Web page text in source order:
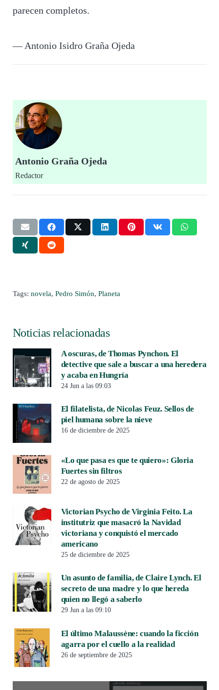
parecen completos.
— Antonio Isidro Graña Ojeda
Antonio Graña Ojeda
Redactor
Tags: novela, Pedro Simón, Planeta
Noticias relacionadas
A oscuras, de Thomas Pynchon. El
detective que sale a buscar a una heredera
y acaba en Hungría
24 Jun a las 09:03
El filatelista, de Nicolas Feuz. Sellos de
piel humana sobre la nieve
16 de diciembre de 2025
«Lo que pasa es que te quiero»: Gloria
Fuertes sin filtros
22 de agosto de 2025
Victorian Psycho de Virginia Feito. La
institutriz que masacró la Navidad
victoriana y conquistó el mercado
americano
25 de diciembre de 2025
Un asunto de familia, de Claire Lynch. El
secreto de una madre y lo que hereda
quien no llegó a saberlo
29 Jun a las 09:10
El último Malaussène: cuando la ficción
agarra por el cuello a la realidad
26 de septiembre de 2025